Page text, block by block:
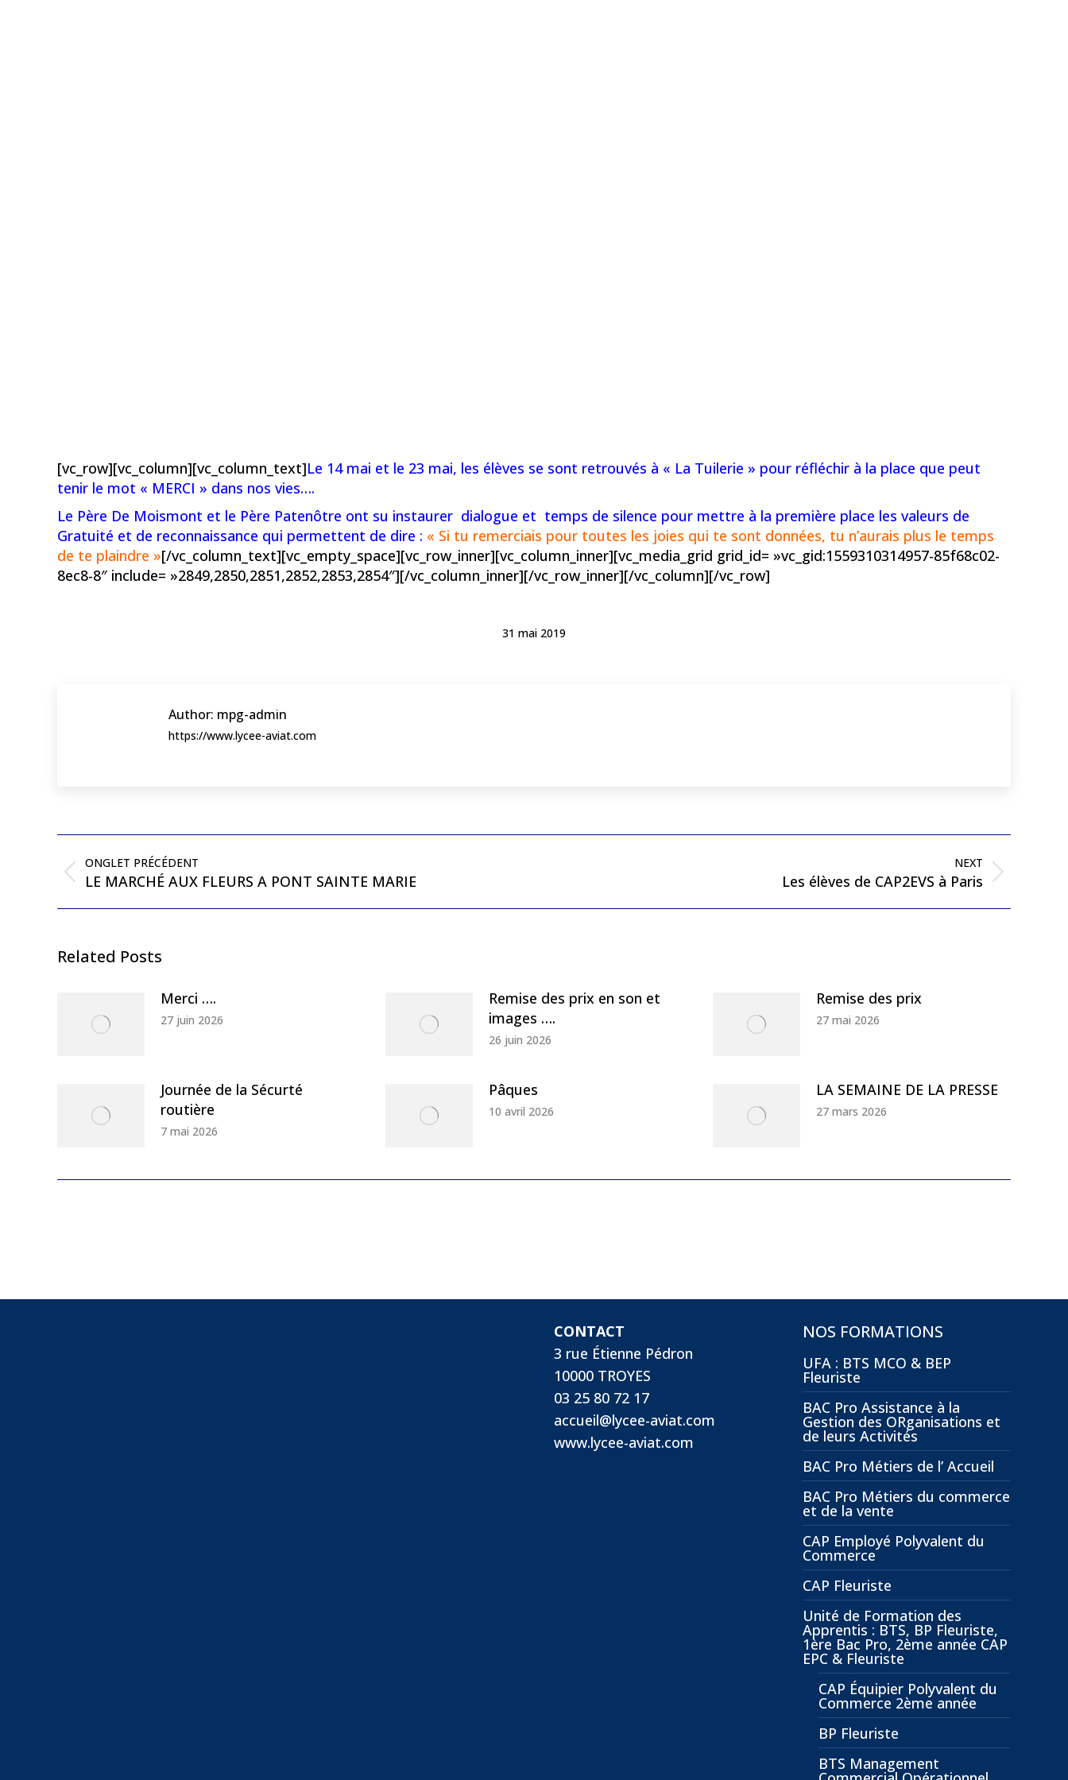
[vc_row][vc_column][vc_column_text]Le 14 mai et le 23 mai, les élèves se sont retrouvés à « La Tuilerie » pour réfléchir à la place que peut
tenir le mot « MERCI » dans nos vies….
Le Père De Moismont et le Père Patenôtre ont su instaurer dialogue et temps de silence pour mettre à la première place les valeurs de
Gratuité et de reconnaissance qui permettent de dire : « Si tu remerciais pour toutes les joies qui te sont données, tu n’aurais plus le temps
de te plaindre »[/vc_column_text][vc_empty_space][vc_row_inner][vc_column_inner][vc_media_grid grid_id= »vc_gid:1559310314957-85f68c02-
8ec8-8″ include= »2849,2850,2851,2852,2853,2854″][/vc_column_inner][/vc_row_inner][/vc_column][/vc_row]
31 mai 2019
Author: mpg-admin
https://www.lycee-aviat.com
Post
navigation
ONGLET PRÉCÉDENT
Previous
LE MARCHÉ AUX FLEURS A PONT SAINTE MARIE
NEXT
Les élèves de CAP2EVS à Paris
Related Posts
Merci ….
27 juin 2026
Remise des prix en son et
images ….
26 juin 2026
Remise des prix
27 mai 2026
Journée de la Sécurté
routière
7 mai 2026
Pâques
10 avril 2026
LA SEMAINE DE LA PRESSE
27 mars 2026
CONTACT
3 rue Étienne Pédron
10000 TROYES
03 25 80 72 17
accueil@lycee-aviat.com
www.lycee-aviat.com
NOS FORMATIONS
UFA : BTS MCO & BEP
Fleuriste
BAC Pro Assistance à la
Gestion des ORganisations et
de leurs Activités
BAC Pro Métiers de l’ Accueil
BAC Pro Métiers du commerce
et de la vente
CAP Employé Polyvalent du
Commerce
CAP Fleuriste
Unité de Formation des
Apprentis : BTS, BP Fleuriste,
1ère Bac Pro, 2ème année CAP
EPC & Fleuriste
CAP Équipier Polyvalent du
Commerce 2ème année
BP Fleuriste
BTS Management